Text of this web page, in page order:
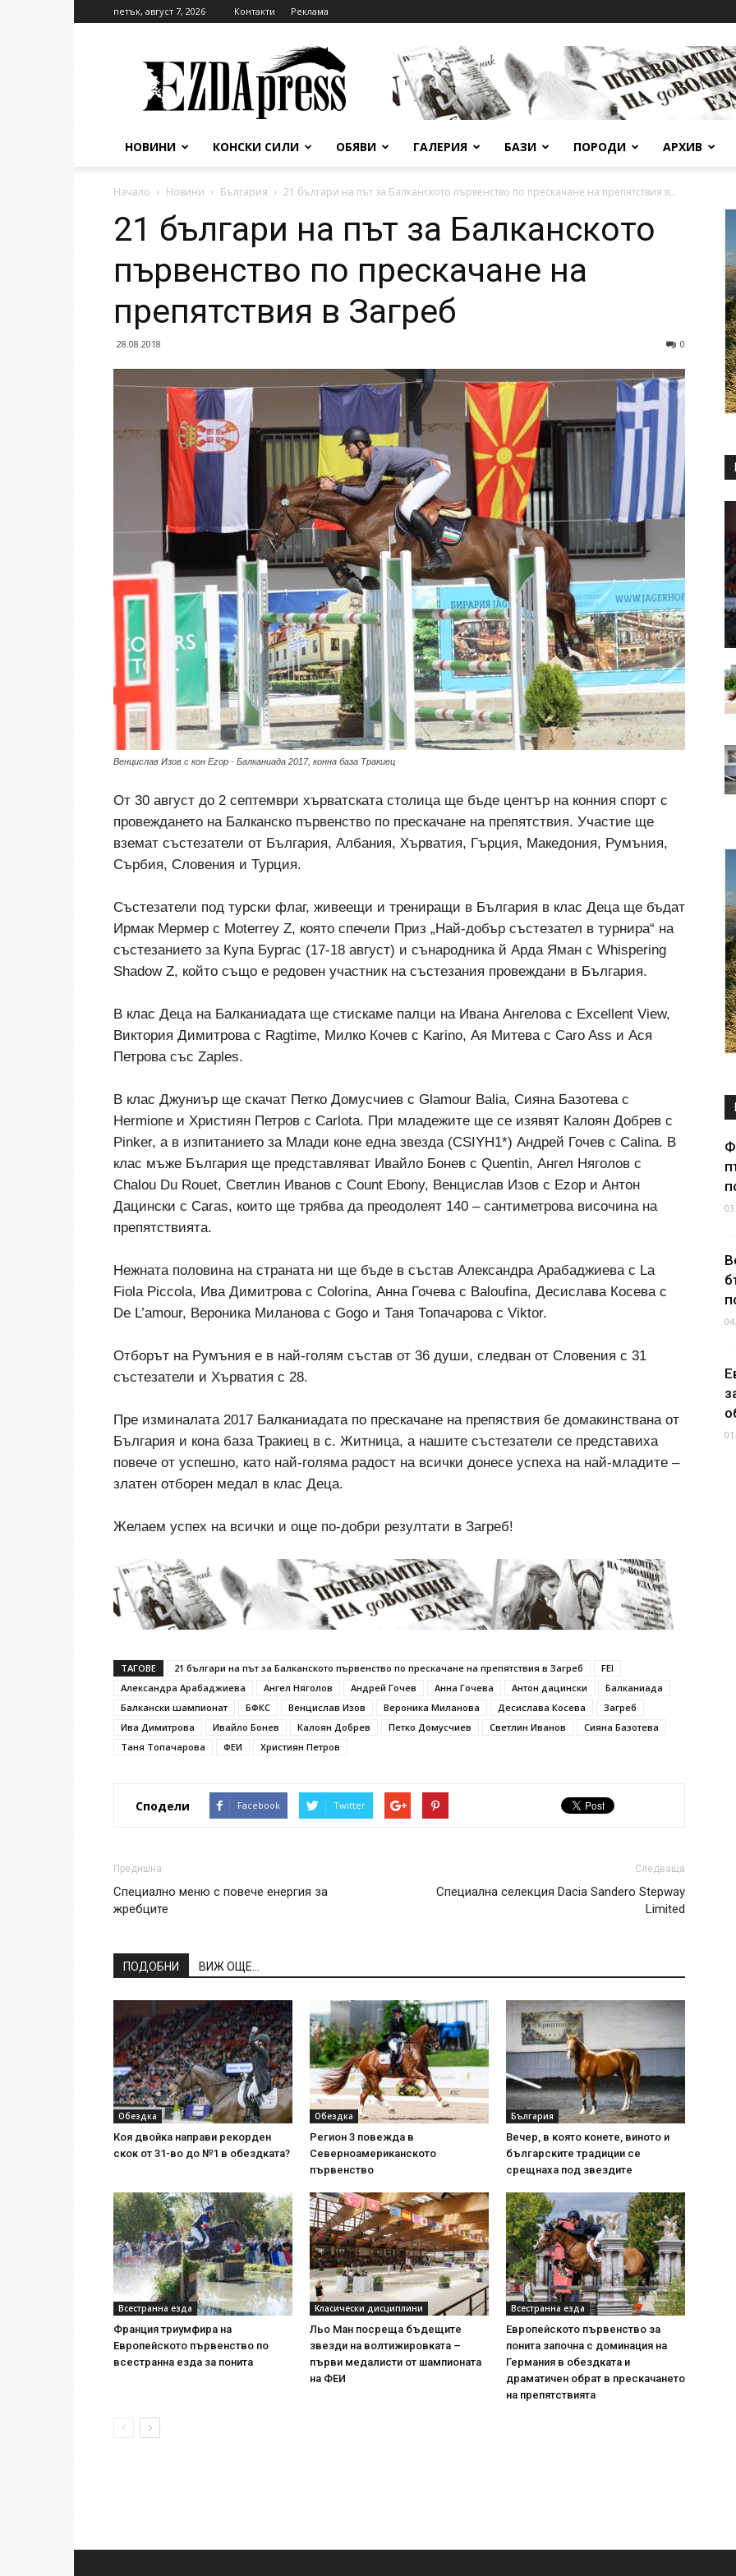
петък, август 7, 2026 Контакти Реклама
НОВИНИ КОНСКИ СИЛИ ОБЯВИ ГАЛЕРИЯ БАЗИ ПОРОДИ АРХИВ
Начало Новини България 21 българи на път за Балканското първенство по прескачане на препятствия в...
21 българи на път за Балканското
първенство по прескачане на
препятствия в Загреб
28.08.2018 0
Венцислав Изов с кон Ezop - Балканиада 2017, конна база Тракиец
От 30 август до 2 септември хърватската столица ще бъде център на конния спорт с
провеждането на Балканско първенство по прескачане на препятствия. Участие ще
вземат състезатели от България, Албания, Хърватия, Гърция, Македония, Румъния,
Сърбия, Словения и Турция.
Състезатели под турски флаг, живеещи и трениращи в България в клас Деца ще бъдат
Ирмак Мермер с Moterrey Z, която спечели Приз „Най-добър състезател в турнира“ на
състезанието за Купа Бургас (17-18 август) и сънародника й Арда Яман с Whispering
Shadow Z, който също е редовен участник на състезания провеждани в България.
В клас Деца на Балканиадата ще стискаме палци на Ивана Ангелова с Excellent View,
Виктория Димитрова с Ragtime, Милко Кочев с Karino, Ая Митева с Caro Ass и Ася
Петрова със Zaples.
В клас Джуниър ще скачат Петко Домусчиев с Glamour Balia, Сияна Базотева с
Hermione и Християн Петров с Carlota. При младежите ще се изявят Калоян Добрев с
Pinker, а в изпитанието за Млади коне една звезда (CSIYH1*) Андрей Гочев с Calina. В
клас мъже България ще представляват Ивайло Бонев с Quentin, Ангел Няголов с
Chalou Du Rouet, Светлин Иванов с Count Ebony, Венцислав Изов с Ezop и Антон
Дацински с Caras, които ще трябва да преодолеят 140 – сантиметрова височина на
препятствията.
Нежната половина на страната ни ще бъде в състав Александра Арабаджиева с La
Fiola Piccola, Ива Димитрова с Colorina, Анна Гочева с Baloufina, Десислава Косева с
De L’amour, Вероника Миланова с Gogo и Таня Топaчарова с Viktor.
Отборът на Румъния е в най-голям състав от 36 души, следван от Словения с 31
състезатели и Хърватия с 28.
Пре изминалата 2017 Балканиадата по прескачане на препяствия бе домакинствана от
България и кона база Тракиец в с. Житница, а нашите състезатели се представиха
повече от успешно, като най-голяма радост на всички донесе успеха на най-младите –
златен отборен медал в клас Деца.
Желаем успех на всички и още по-добри резултати в Загреб!
ТАГОВЕ 21 българи на път за Балканското първенство по прескачане на препятствия в Загреб
FEI
Александра Арабаджиева
Ангел Няголов Андрей Гочев Анна Гочева Антон дацински
Балканиада
Балкански шампионат
БФКС Венцислав Изов Вероника Миланова Десислава Косева
Загреб
Ива Димитрова
Ивайло Бонев Калоян Добрев Петко Домусчиев Светлин Иванов
Сияна Базотева
Таня Топaчарова
ФЕИ Християн Петров
Сподели Facebook Twitter
Предишна
Специално меню с повече енергия за
жребците
Следваща
Специална селекция Dacia Sandero Stepway
Limited
ПОДОБНИ ВИЖ ОЩЕ...
Обездка
Коя двойка направи рекорден
скок от 31-во до №1 в обездката?
Обездка
Регион 3 повежда в
Северноамериканското
първенство
България
Вечер, в която конете, виното и
българските традиции се
срещнаха под звездите
Всестранна езда
Франция триумфира на
Европейското първенство по
всестранна езда за понита
Класически дисциплини
Льо Ман посреща бъдещите
звезди на волтижировката –
първи медалисти от шампионата
на ФЕИ
Всестранна езда
Европейското първенство за
понита започна с доминация на
Германия в обездката и
драматичен обрат в прескачането
на препятствията